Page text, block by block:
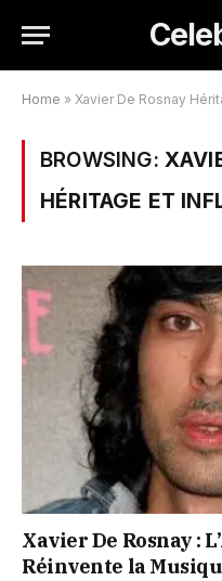
Home » Xavier De Rosnay
BROWSING:
HÉRITAGE ET
Xavier De Rosnay :
Réinvente la